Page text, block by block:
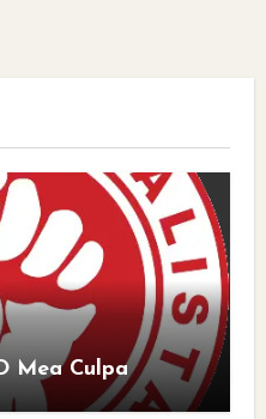
Mea Culpa